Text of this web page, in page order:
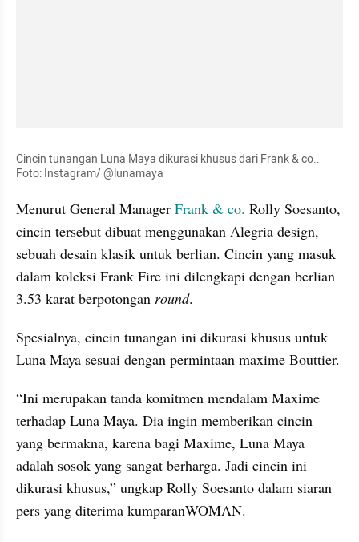
Cincin tunangan Luna Maya dikurasi khusus dari Frank & co..
Foto: Instagram/ @lunamaya
Menurut General Manager Frank & co. Rolly Soesanto,
cincin tersebut dibuat menggunakan Alegria design,
sebuah desain klasik untuk berlian. Cincin yang masuk
dalam koleksi Frank Fire ini dilengkapi dengan berlian
3.53 karat berpotongan round.
Spesialnya, cincin tunangan ini dikurasi khusus untuk
Luna Maya sesuai dengan permintaan maxime Bouttier.
“Ini merupakan tanda komitmen mendalam Maxime
terhadap Luna Maya. Dia ingin memberikan cincin
yang bermakna, karena bagi Maxime, Luna Maya
adalah sosok yang sangat berharga. Jadi cincin ini
dikurasi khusus,” ungkap Rolly Soesanto dalam siaran
pers yang diterima kumparanWOMAN.